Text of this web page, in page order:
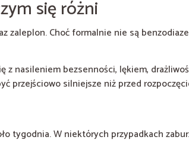
się różni
Choć formalnie nie są
nasileniem bezsenności, lękiem,
przejściowo silniejsze niż przed
tygodnia. W niektórych przypadkach